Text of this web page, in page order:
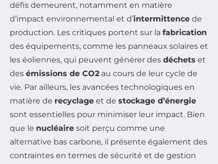
défis demeurent, notamment en matière
d’impact environnemental et d’intermittence de
production. Les critiques portent sur la fabrication
des équipements, comme les panneaux solaires et
les éoliennes, qui peuvent générer des déchets et
des émissions de CO2 au cours de leur cycle de
vie. Par ailleurs, les avancées technologiques en
matière de recyclage et de stockage d’énergie
sont essentielles pour minimiser leur impact. Bien
que le nucléaire soit perçu comme une
alternative bas carbone, il présente également des
contraintes en termes de sécurité et de gestion